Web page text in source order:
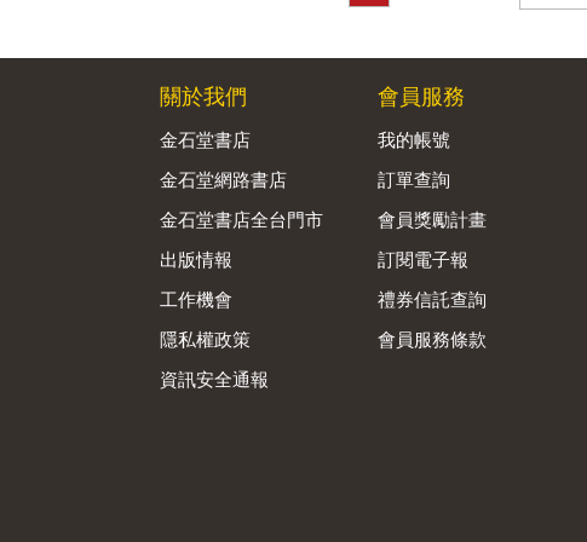
關於我們
金石堂書店
金石堂網路書店
金石堂書店全台門市
出版情報
工作機會
隱私權政策
資訊安全通報
會員服務
我的帳號
訂單查詢
會員獎勵計畫
訂閱電子報
禮券信託查詢
會員服務條款